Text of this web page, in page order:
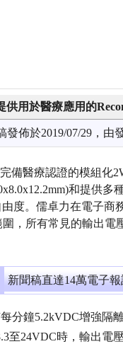
供用於醫療應用的
發佈於2019/07/29，由
備醫療認證的模組化
和提供多
度。儒卓力在電子商
，所有常見的輸出電
新聞稿直達14萬電子報
分鐘5.2kVDC增強隔
至24VDC時，輸出電